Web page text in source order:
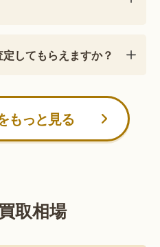
してもらえますか？
もっと見る
取相場